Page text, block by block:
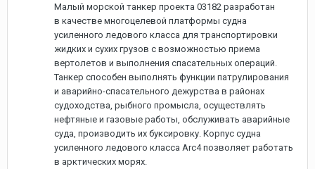
Малый морской танкер проекта 03182 разработан
в качестве многоцелевой платформы судна
усиленного ледового класса для транспортировки
жидких и сухих грузов с возможностью приема
вертолетов и выполнения спасательных операций.
Танкер способен выполнять функции патрулирования
и аварийно-спасательного дежурства в районах
судоходства, рыбного промысла, осуществлять
нефтяные и газовые работы, обслуживать аварийные
суда, производить их буксировку. Корпус судна
усиленного ледового класса Arc4 позволяет работать
в арктических морях.